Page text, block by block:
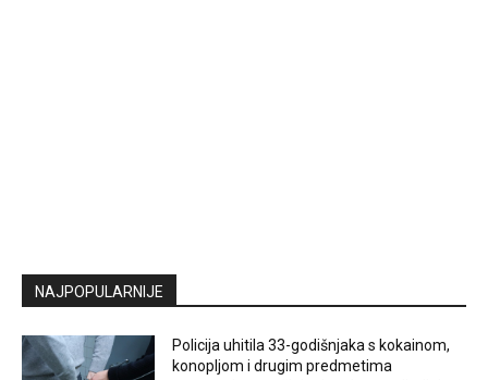
NAJPOPULARNIJE
Policija uhitila 33-godišnjaka s kokainom,
konopljom i drugim predmetima